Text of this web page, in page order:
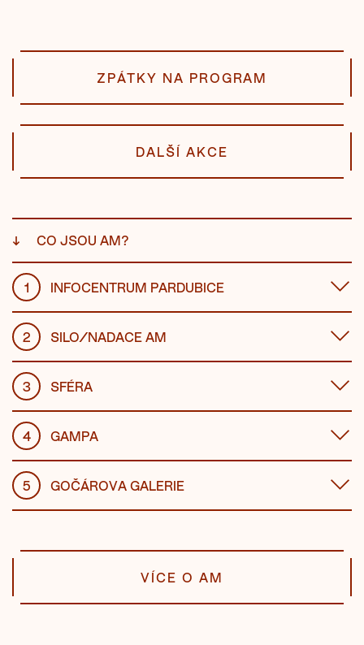
ZPÁTKY NA PROGRAM
DALŠÍ AKCE
↓ CO JSOU AM?
1 INFOCENTRUM PARDUBICE
2 SILO/NADACE AM
3 SFÉRA
4 GAMPA
5 GOČÁROVA GALERIE
VÍCE O AM